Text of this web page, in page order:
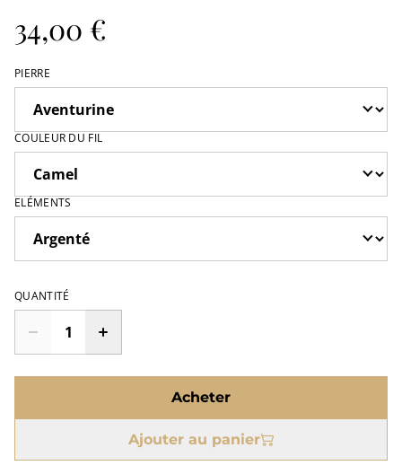
34,00 €
PIERRE
COULEUR DU FIL
ELÉMENTS
QUANTITÉ
Acheter
Ajouter au panier